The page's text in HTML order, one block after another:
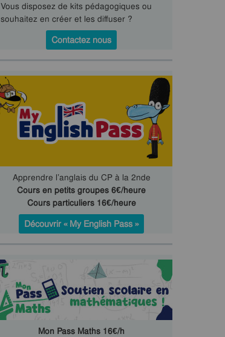
Vous disposez de kits pédagogiques ou
souhaitez en créer et les diffuser ?
Contactez nous
Apprendre l’anglais du CP à la 2nde
Cours en petits groupes 6€/heure
Cours particuliers 16€/heure
Découvrir « My English Pass »
Mon Pass Maths 16€/h